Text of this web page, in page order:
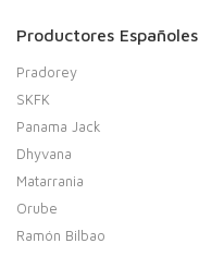
Productores Españoles
Pradorey
SKFK
Panama Jack
Dhyvana
Matarrania
Orube
Ramón Bilbao